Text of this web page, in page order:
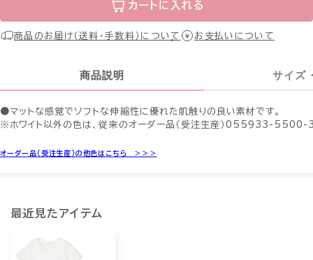
カートに入れる
商品のお届け（送料・手数料）について お支払いについて
商品説明 サイズ
●マットな感覚でソフトな伸縮性に優れた肌触りの良い素材です。
※ホワイト以外の色は、従来のオーダー品（受注生産）055933-5500-
オーダー品（受注生産）の他色はこちら ＞＞＞
最近見たアイテム